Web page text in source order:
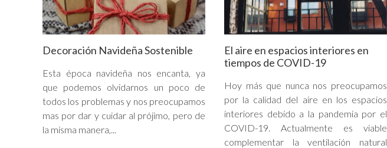
Decoración Navideña Sostenible
Esta época navideña nos encanta, ya
que podemos olvidarnos un poco de
todos los problemas y nos preocupamos
mas por dar y cuidar al prójimo, pero de
la misma manera,...
El aire en espacios interiores en
tiempos de COVID-19
Hoy más que nunca nos preocupamos
por la calidad del aire en los espacios
interiores debido a la pandemia por el
COVID-19. Actualmente es viable
complementar la ventilación natural